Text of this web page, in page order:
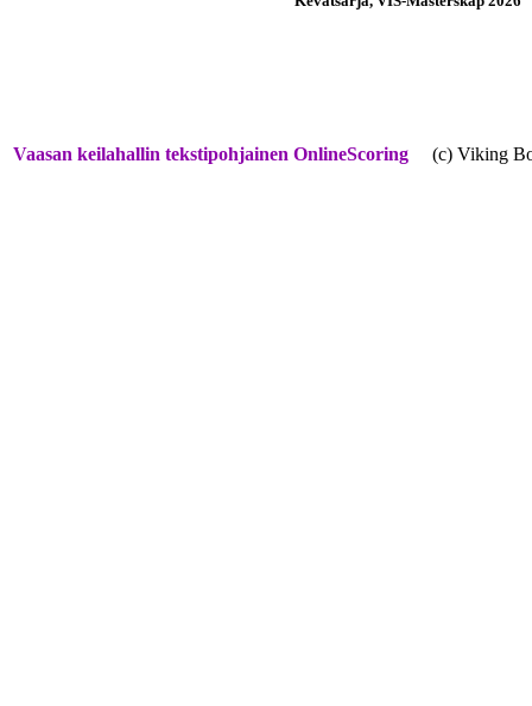
Vaasan keilahallin tekstipohjainen OnlineScoring (c) Viking